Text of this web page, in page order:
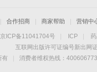
合作招商 商家帮助 营销中
京ICP备11041704号 ICP
互联网出版许可证编号新出网
有 消费者维权热线：